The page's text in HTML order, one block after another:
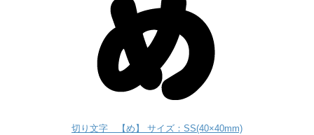
切り文字 【め】 サイズ：SS(40×40mm)